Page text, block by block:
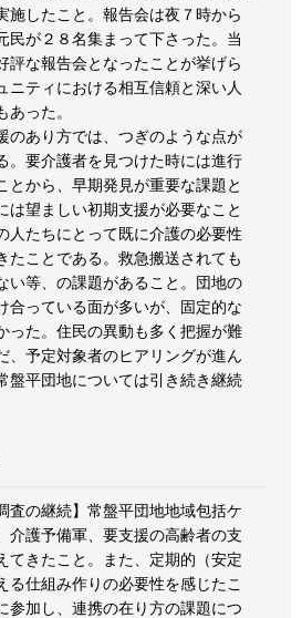
施したこと。報告会は夜７時から
民が２８名集まって下さった。当
評な報告会となったことが挙げら
ニティにおける相互信頼と深い人
った。
のあり方では、つぎのような点が
。要介護者を見つけた時には進行
とから、早期発見が重要な課題と
は望ましい初期支援が必要なこと
人たちにとって既に介護の必要性
たことである。救急搬送されても
い等、の課題があること。団地の
合っている面が多いが、固定的な
った。住民の異動も多く把握が難
、予定対象者のヒアリングが進ん
盤平団地については引き続き継続
査の継続】常盤平団地地域包括ケ
介護予備軍、要支援の高齢者の支
てきたこと。また、定期的（安定
る仕組み作りの必要性を感じたこ
参加し、連携の在り方の課題につ